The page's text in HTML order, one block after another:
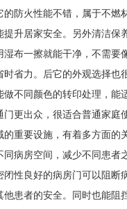
的防火性能不错，属于不燃
提升居家安全。另外清洁保
湿布一擦就能干净，不需要
时省力。后它的外观选择也
做不同颜色的转印处理，能
更出众，很适合普通家庭
的重要设施，有着多方面的
同病房空间，减少不同患者
性良好的病房门可以阻断
他患者的安全。同时也能阻